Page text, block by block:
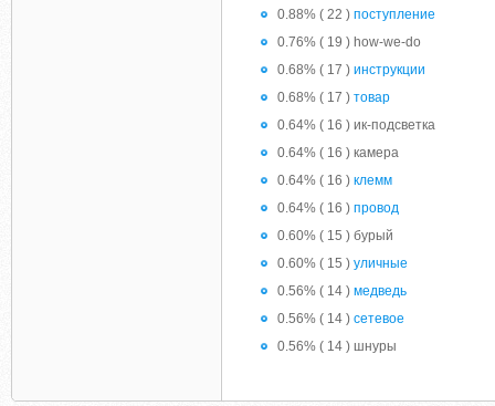
0.88% ( 22 ) поступление
0.76% ( 19 ) how-we-do
0.68% ( 17 ) инструкции
0.68% ( 17 ) товар
0.64% ( 16 ) ик-подсветка
0.64% ( 16 ) камера
0.64% ( 16 ) клемм
0.64% ( 16 ) провод
0.60% ( 15 ) бурый
0.60% ( 15 ) уличные
0.56% ( 14 ) медведь
0.56% ( 14 ) сетевое
0.56% ( 14 ) шнуры